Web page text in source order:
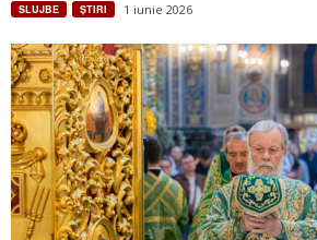
SLUJBE ŞTIRI 1 iunie 2026